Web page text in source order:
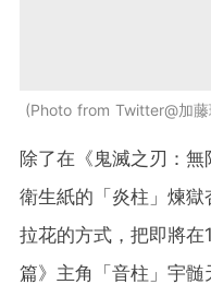
Photo from Twitter@加藤
除了在《鬼滅之刃：
衛生紙的「炎柱」煉
拉花的方式，把即將
篇》主角「音柱」宇髄